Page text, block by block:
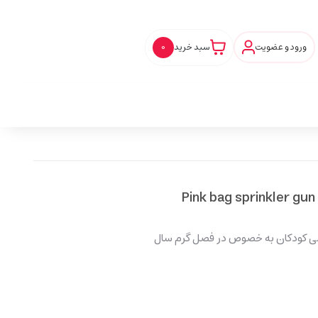
ورود و عضویت سبد خرید 0
کودکان به خصوص در فصل گرم سال